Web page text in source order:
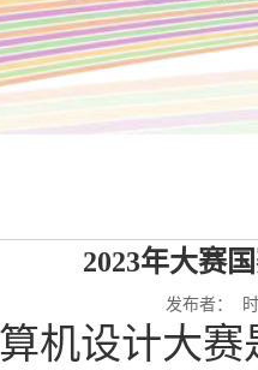
2023年大赛
发布者：
机设计大